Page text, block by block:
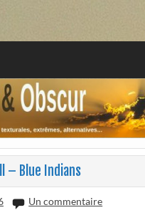
texturales
– Blue Indians
Un commentaire